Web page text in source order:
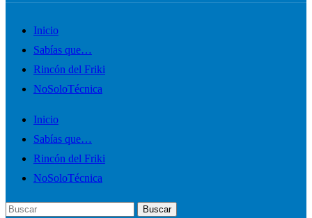
Alternar
menú
móvil
Inicio
Sabías que…
Rincón del Friki
NoSoloTécnica
Inicio
Sabías que…
Rincón del Friki
NoSoloTécnica
Buscar: Buscar